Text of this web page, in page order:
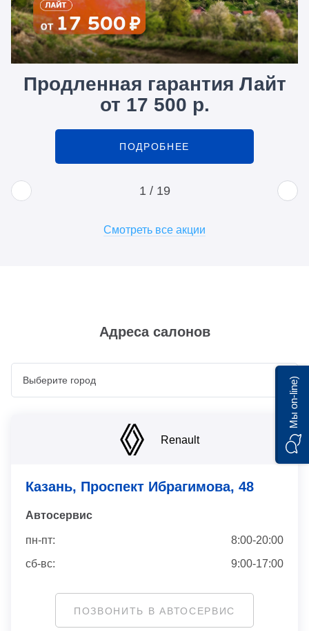
Продленная гарантия Лайт
от 17 500 р.
ПОДРОБНЕЕ
1 / 19
Смотреть все акции
Адреса салонов
Renault
Казань, Проспект Ибрагимова, 48
Автосервис
пн-пт:
8:00-20:00
сб-вс:
9:00-17:00
ПОЗВОНИТЬ В АВТОСЕРВИС
Мы on-line)